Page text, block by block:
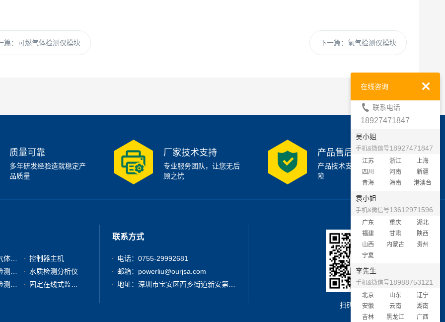
篇： 可燃气体检测仪模块 下一篇： 氢气检测仪模块
质量可靠
多年研发经验造就稳定产
品质量
厂家技术支持
专业服务团队，让您无后
顾之忧
产品售后支持
产品技术支持7x24小时保
障
控制器主机
水质检测分析仪
固定在线式监测报警仪
联系方式
电话：0755-29992681
邮箱：powerliu@ourjsa.com
地址：深圳市宝安区西乡街道新安第二工业区A3栋6楼南
扫码加微信
在线咨询
联系电话
18927471847
吴小姐
手机&微信号18927471847
江苏 浙江
上海
四川
河南
新疆
青海
海南 港澳台
袁小姐
手机&微信号13612971596
广东 重庆
湖北
福建
甘肃
陕西
山西
内蒙古
贵州
宁夏
李先生
手机&微信号18988753121
北京 山东
辽宁
安徽
云南
湖南
吉林
黑龙江 广西